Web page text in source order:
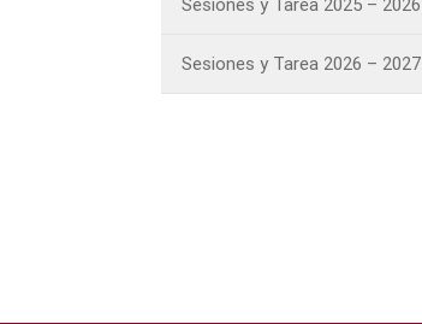
Sesiones y Tarea 2026 – 2027